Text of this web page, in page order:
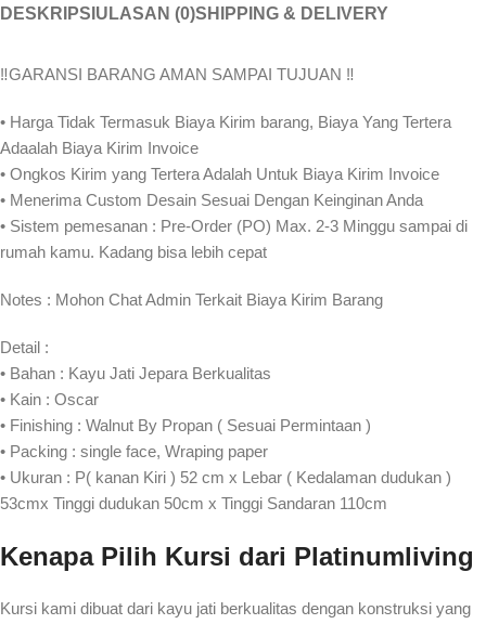
DESKRIPSI ULASAN (0)SHIPPING & DELIVERY
‼️GARANSI BARANG AMAN SAMPAI TUJUAN ‼
• Harga Tidak Termasuk Biaya Kirim barang, Biaya Yang Tertera
Adaalah Biaya Kirim Invoice
• Ongkos Kirim yang Tertera Adalah Untuk Biaya Kirim Invoice
• Menerima Custom Desain Sesuai Dengan Keinginan Anda
• Sistem pemesanan : Pre-Order (PO) Max. 2-3 Minggu sampai di
rumah kamu. Kadang bisa lebih cepat⁣⁣
Notes : Mohon Chat Admin Terkait Biaya Kirim Barang
Detail :
• Bahan : Kayu Jati Jepara Berkualitas
• Kain : Oscar
• Finishing : Walnut By Propan ( Sesuai Permintaan )
• Packing : single face, Wraping paper
• Ukuran : P( kanan Kiri ) 52 cm x Lebar ( Kedalaman dudukan )
53cmx Tinggi dudukan 50cm x Tinggi Sandaran 110cm
Kenapa Pilih Kursi dari Platinumliving
Kursi kami dibuat dari kayu jati berkualitas dengan konstruksi yang